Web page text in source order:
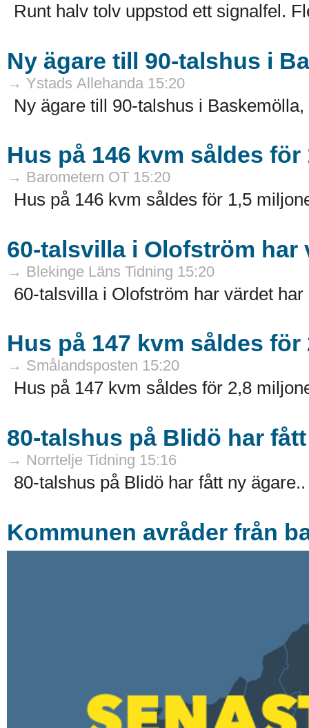
Runt halv tolv uppstod ett signalfel.
Ny ägare till 90-talshus i
→ Ystads Allehanda 15:20
Ny ägare till 90-talshus i
Hus på 146 kvm såldes
→ Barometern OT 15:20
Hus på 146 kvm såldes för 1,5
60-talsvilla i Olofström har
→ Blekinge Läns Tidning 15:20
60-talsvilla i Olofström har värdet
Hus på 147 kvm såldes
→ Smålandsposten 15:20
Hus på 147 kvm såldes för 2,8
80-talshus på Blidö har
→ Norrtelje Tidning 15:16
80-talshus på Blidö har fått ny ägare..
Kommunen avråder från